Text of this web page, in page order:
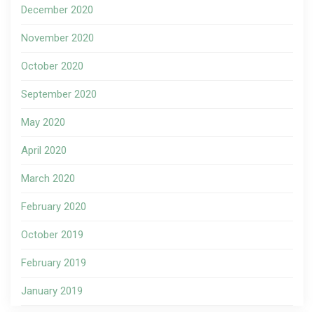
December 2020
November 2020
October 2020
September 2020
May 2020
April 2020
March 2020
February 2020
October 2019
February 2019
January 2019